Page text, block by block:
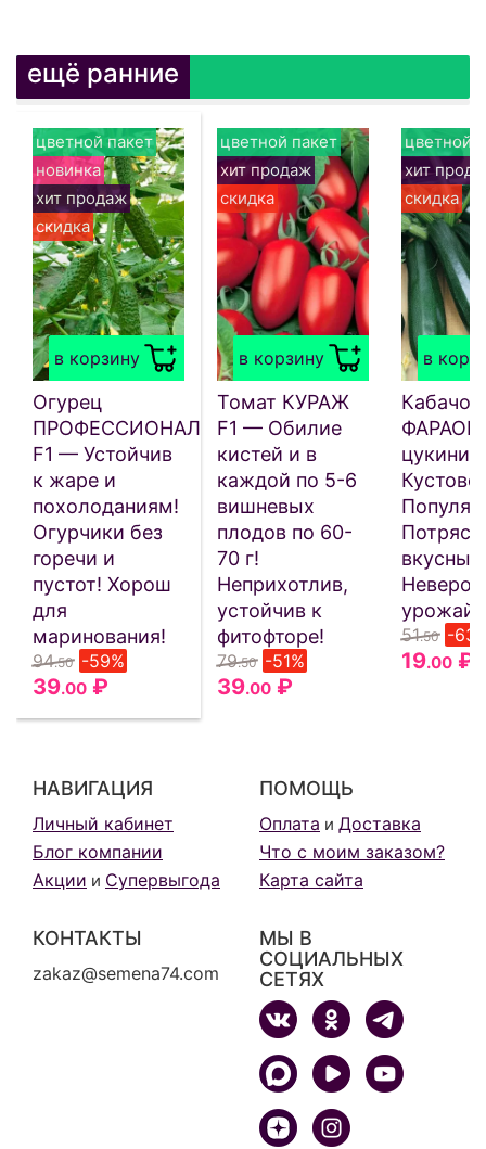
ещё ранние
в корзину
цветной пакет
новинка
хит продаж
скидка
Огурец
ПРОФЕССИОНАЛ
F1 — Устойчив
к жаре и
похолоданиям!
Огурчики без
горечи и
пустот! Хорош
для
маринования!
94.50 -59%
39.00 ₽
в корзину
цветной пакет
хит продаж
скидка
Томат КУРАЖ
F1 — Обилие
кистей и в
каждой по 5-6
вишневых
плодов по 60-
70 г!
Неприхотлив,
устойчив к
фитофторе!
79.50 -51%
39.00 ₽
в
цветной
хит
скидка
Кабачок
ФАРАОН
цукини!
51.50 -
19.00 ₽
НАВИГАЦИЯ
Личный кабинет
Блог компании
Акции и Супервыгода
ПОМОЩЬ
Оплата и Доставка
Что с моим заказом?
Карта сайта
КОНТАКТЫ
zakaz@semena74.com
МЫ В
СОЦИАЛЬНЫХ
СЕТЯХ